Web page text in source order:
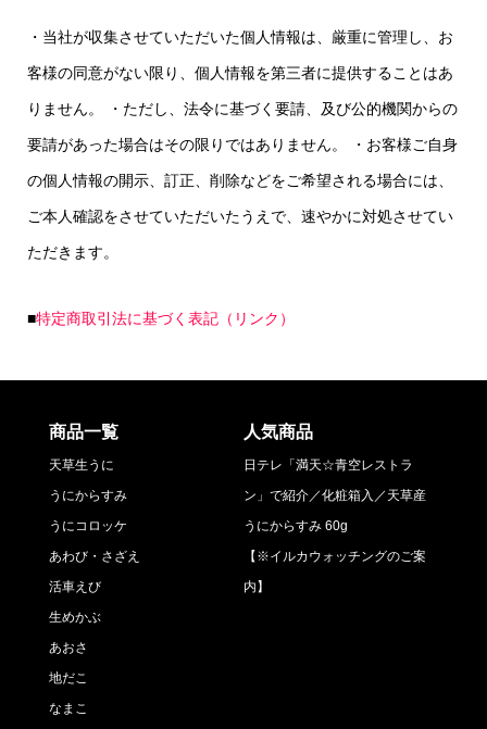
・当社が収集させていただいた個人情報は、厳重に管理し、お
客様の同意がない限り、個人情報を第三者に提供することはあ
りません。 ・ただし、法令に基づく要請、及び公的機関からの
要請があった場合はその限りではありません。 ・お客様ご自身
の個人情報の開示、訂正、削除などをご希望される場合には、
ご本人確認をさせていただいたうえで、速やかに対処させてい
ただきます。
■特定商取引法に基づく表記（リンク）
商品一覧
天草生うに
うにからすみ
うにコロッケ
あわび・さざえ
活車えび
生めかぶ
あおさ
地だこ
なまこ
人気商品
日テレ「満天☆青空レストラ
ン」で紹介／化粧箱入／天草産
うにからすみ 60g
【※イルカウォッチングのご案
内】